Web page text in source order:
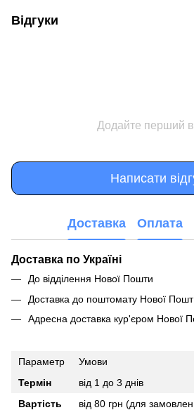
Відгуки
Додайте перший
Написати
Доставка Оплата
Доставка по Україні
До відділення Нової Пошти
Доставка до поштомату Нової
Адресна доставка кур'єром Нової
Параметр
Умови
Термін
від 1 до 3 днів
Вартість
від 80 грн (для